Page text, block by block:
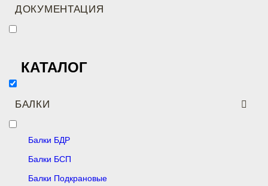
ДОКУМЕНТАЦИЯ
КАТАЛОГ
БАЛКИ
Балки БДР
Балки БСП
Балки Подкрановые